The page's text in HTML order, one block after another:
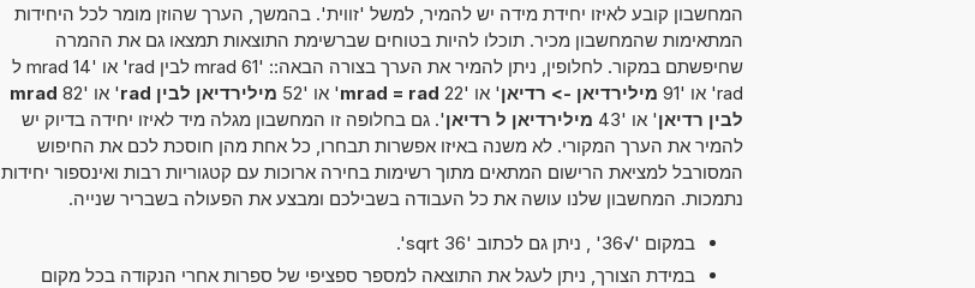
המחשבון קובע לאיזו יחידת מידה יש להמיר, למשל 'זווית'. בהמשך, הערך שהוזן מומר לכל היחידות
המתאימות שהמחשבון מכיר. תוכלו להיות בטוחים שברשימת התוצאות תמצאו גם את ההמרה
שחיפשתם במקור. לחלופין, ניתן להמיר את הערך בצורה הבאה:: '61 mrad לבין rad' או '14 mrad ל
rad' או '91
מילירדיאן -> רדיאן' או '22 mrad = rad' או '52 מילירדיאן לבין rad ' או '82
mrad
לבין רדיאן' או '43 מילירדיאן ל רדיאן'. גם בחלופה זו המחשבון מגלה מיד לאיזו יחידה בדיוק יש
להמיר את הערך המקורי. לא משנה באיזו אפשרות תבחרו, כל אחת מהן חוסכת לכם את החיפוש
המסורבל למציאת הרישום המתאים מתוך רשימות בחירה ארוכות עם קטגוריות רבות ואינספור יחידות
נתמכות. המחשבון שלנו עושה את כל העבודה בשבילכם ומבצע את הפעולה בשבריר שנייה.
במקום '√36' , ניתן גם לכתוב 'sqrt 36'.
במידת הצורך, ניתן לעגל את התוצאה למספר ספציפי של ספרות אחרי הנקודה בכל מקום